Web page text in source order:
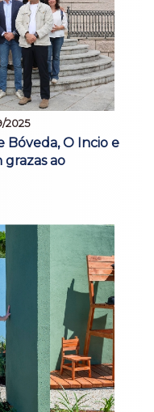
2025
Bóveda, O Incio e
ao